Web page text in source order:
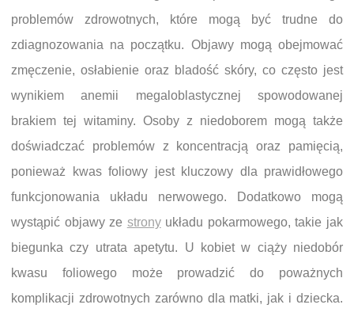
problemów zdrowotnych, które mogą być trudne do
zdiagnozowania na początku. Objawy mogą obejmować
zmęczenie, osłabienie oraz bladość skóry, co często jest
wynikiem anemii megaloblastycznej spowodowanej
brakiem tej witaminy. Osoby z niedoborem mogą także
doświadczać problemów z koncentracją oraz pamięcią,
ponieważ kwas foliowy jest kluczowy dla prawidłowego
funkcjonowania układu nerwowego. Dodatkowo mogą
wystąpić objawy ze stronyukładu pokarmowego, takie jak
biegunka czy utrata apetytu. U kobiet w ciąży niedobór
kwasu foliowego może prowadzić do poważnych
komplikacji zdrowotnych zarówno dla matki, jak i dziecka.